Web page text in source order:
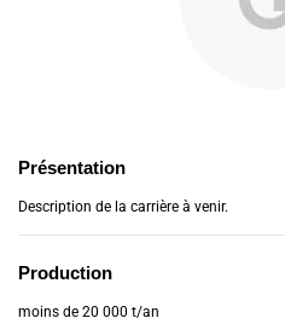
Présentation
Description de la carrière à venir.
Production
moins de 20 000 t/an